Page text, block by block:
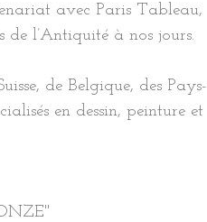
avec Paris Tableau,
l’Antiquité à nos jours.
de Belgique, des Pays-
en dessin, peinture et